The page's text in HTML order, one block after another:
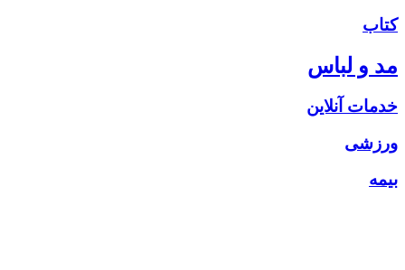
کتاب
مد و لباس
خدمات آنلاین
ورزشی
بیمه